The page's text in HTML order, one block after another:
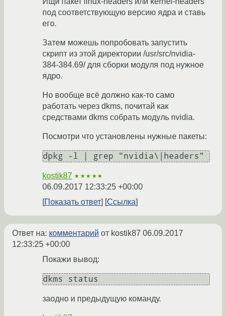
под соответствующую версию ядра и ставь
его.
Затем можешь попробовать запустить
скрипт из этой директории /usr/src/nvidia-
384-384.69/ для сборки модуля под нужное
ядро.
Но вообще всё должно как-то само
работать через dkms, почитай как
средствами dkms собрать модуль nvidia.
Посмотри что установлены нужные пакеты:
kostik87 ★★★★★
06.09.2017 12:33:25 +00:00
Показать ответ
Ссылка
Ответ на: комментарий от kostik87 06.09.2017
12:33:25 +00:00
Покажи вывод:
заодно и предыдущую команду.